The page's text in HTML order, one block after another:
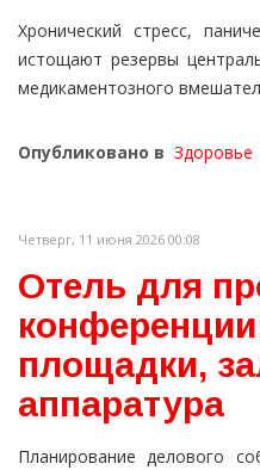
Хронический стресс,
истощают резервы
медикаментозного
Опубликовано в Здоровье
Четверг, 11 июня 2026 00:08
Отель для
площадки,
аппаратура
Планирование делового